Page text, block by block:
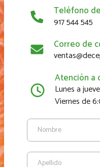
Teléfono
917 544 545
Correo de
Atención a
Lunes a
Viernes de